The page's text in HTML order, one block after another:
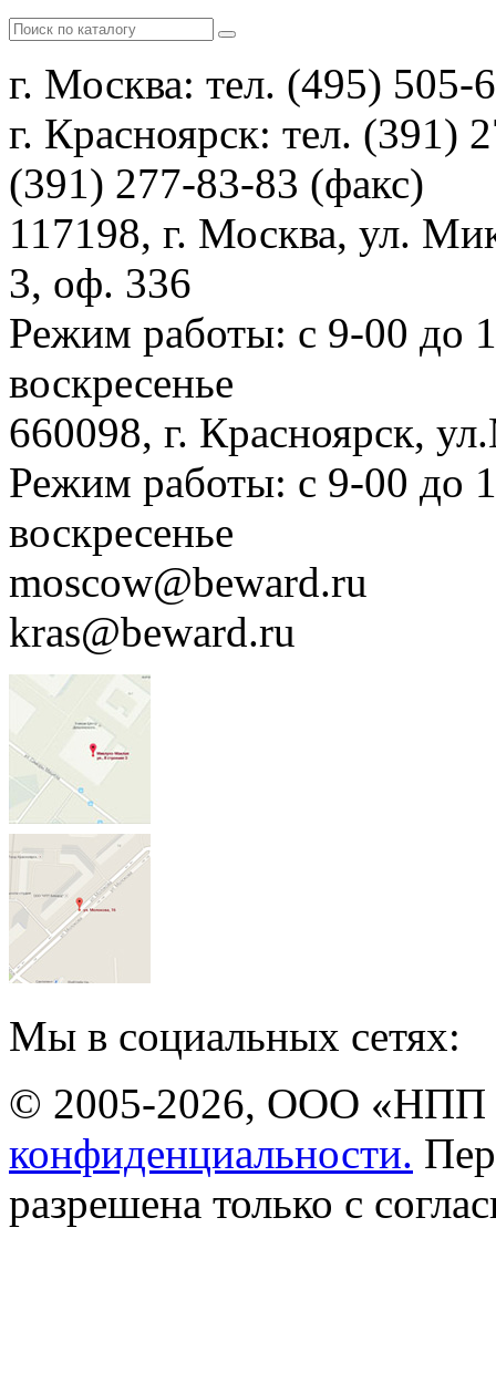
г. Москва: тел. (495) 505-
г. Красноярск: тел. (391)
(391) 277-83-83 (факс)
117198, г. Москва, ул.
3, оф. 336
Режим работы: с 9-00 до
воскресенье
660098, г. Красноярск,
Режим работы: с 9-00 до
воскресенье
moscow@beward.ru
kras@beward.ru
Мы в социальных сетях:
© 2005-2026, ООО «НПП
конфиденциальности.
разрешена только с